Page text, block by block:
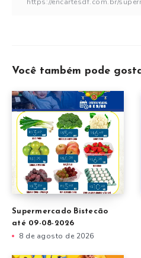
Você também pode
Supermercado Bistecão
até 09-08-2026
8 de agosto de 2026